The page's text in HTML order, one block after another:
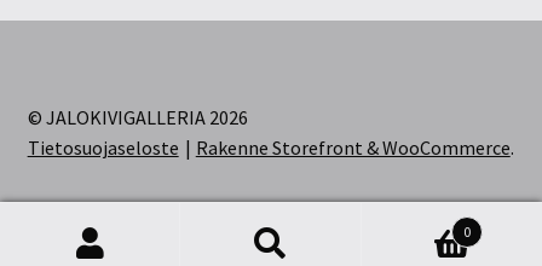
© JALOKIVIGALLERIA 2026
Tietosuojaseloste
Rakenne Storefront & WooCommerce.
0